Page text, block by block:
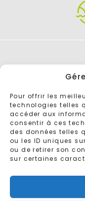
Pour offrir les
technologies telles
accéder aux
consentir à ces
des données telles
ou les ID uniques
ou de retirer son
sur certaines
ENTREZ VOTRE
© 2026 - Tous droits